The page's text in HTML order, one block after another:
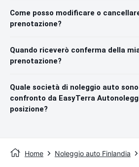
Come posso modificare o
prenotazione?
Quando riceverò conferma della
prenotazione?
Quale società di noleggio auto
confronto da EasyTerra
posizione?
Home Noleggio auto Finlandia